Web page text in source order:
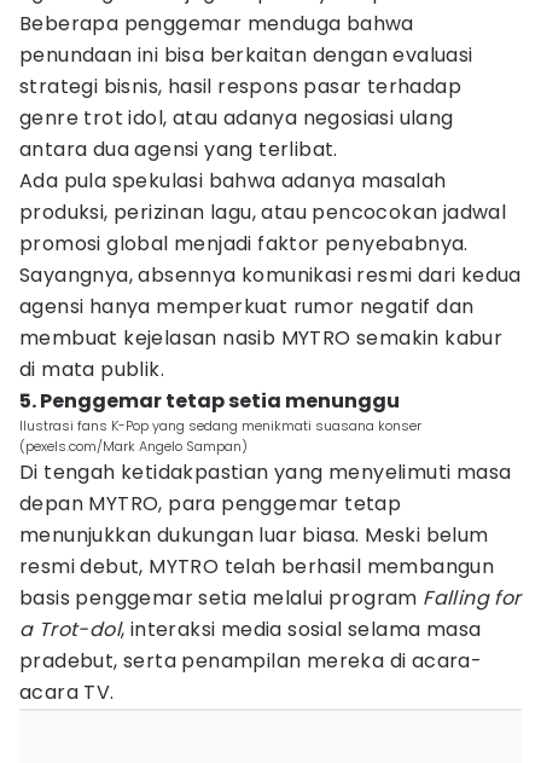
Beberapa penggemar menduga bahwa
penundaan ini bisa berkaitan dengan evaluasi
strategi bisnis, hasil respons pasar terhadap
genre trot idol, atau adanya negosiasi ulang
antara dua agensi yang terlibat.
Ada pula spekulasi bahwa adanya masalah
produksi, perizinan lagu, atau pencocokan jadwal
promosi global menjadi faktor penyebabnya.
Sayangnya, absennya komunikasi resmi dari kedua
agensi hanya memperkuat rumor negatif dan
membuat kejelasan nasib MYTRO semakin kabur
di mata publik.
5. Penggemar tetap setia menunggu
Ilustrasi fans K-Pop yang sedang menikmati suasana konser
(pexels.com/Mark Angelo Sampan)
Di tengah ketidakpastian yang menyelimuti masa
depan MYTRO, para penggemar tetap
menunjukkan dukungan luar biasa. Meski belum
resmi debut, MYTRO telah berhasil membangun
basis penggemar setia melalui program Falling for
a Trot-dol, interaksi media sosial selama masa
pradebut, serta penampilan mereka di acara-
acara TV.